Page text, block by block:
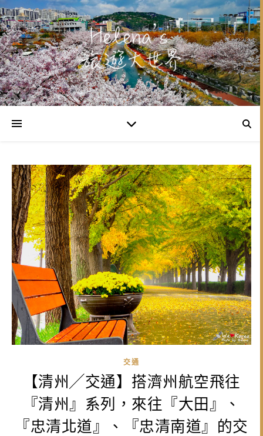
交通
【清州╱交通】搭濟州航空飛往
『清州』系列，來往『大田』、
『忠清北道』、『忠清南道』的交